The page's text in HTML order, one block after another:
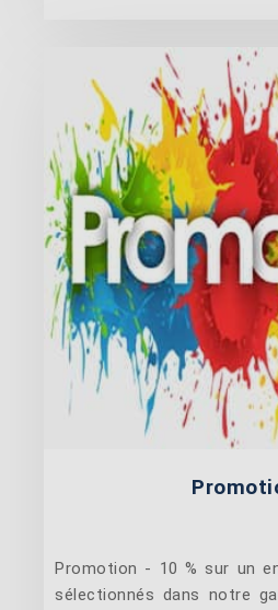
Promotion - 10 % sur un
sélectionnés dans notre